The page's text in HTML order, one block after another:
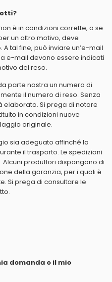
è in condizioni corrette, o se
un altro motivo, deve
tal fine, può inviare un’e-mail
e-mail devono essere indicati
del reso.
parte nostra un numero di
il numero di reso. Senza
elaborato. Si prega di notare
in condizioni nuove
originale.
sia adeguato affinché la
il trasporto. Le spedizioni
produttori dispongono di
della garanzia, per i quali è
Si prega di consultare le
domanda o il mio